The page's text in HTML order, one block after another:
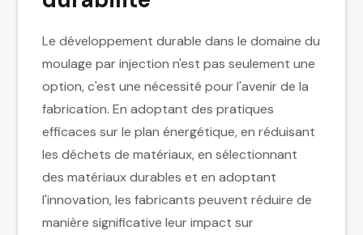
Le développement durable dans le domaine du
moulage par injection n'est pas seulement une
option, c'est une nécessité pour l'avenir de la
fabrication. En adoptant des pratiques
efficaces sur le plan énergétique, en réduisant
les déchets de matériaux, en sélectionnant
des matériaux durables et en adoptant
l'innovation, les fabricants peuvent réduire de
manière significative leur impact sur